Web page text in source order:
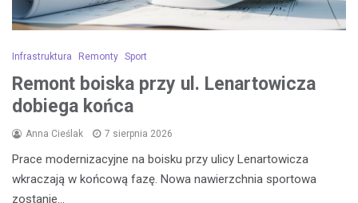
Infrastruktura Remonty Sport
Remont boiska przy ul. Lenartowicza
dobiega końca
Anna Cieślak 7 sierpnia 2026
Prace modernizacyjne na boisku przy ulicy Lenartowicza
wkraczają w końcową fazę. Nowa nawierzchnia sportowa
zostanie…